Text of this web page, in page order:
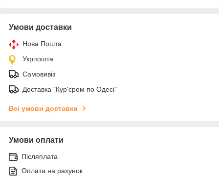
Умови доставки
Нова Пошта
Укрпошта
Самовивіз
Доставка "Кур'єром по Одесі"
Всі умови доставки
Умови оплати
Післяплата
Оплата на рахунок